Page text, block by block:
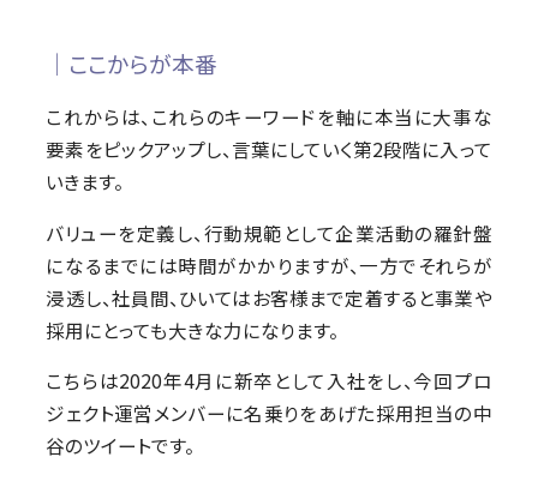
│ここからが本番
これからは、これらのキーワードを軸に本当に大事な
要素をピックアップし、言葉にしていく第2段階に入って
いきます。
バリューを定義し、行動規範として企業活動の羅針盤
になるまでには時間がかかりますが、一方でそれらが
浸透し、社員間、ひいてはお客様まで定着すると事業や
採用にとっても大きな力になります。
こちらは2020年4月に新卒として入社をし、今回プロ
ジェクト運営メンバーに名乗りをあげた採用担当の中
谷のツイートです。